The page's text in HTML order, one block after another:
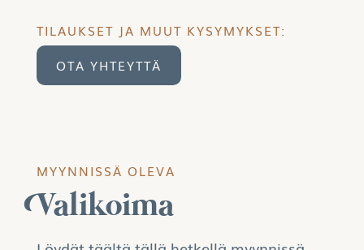
TILAUKSET JA MUUT KYSYMYKSET:
OTA YHTEYTTÄ
MYYNNISSÄ OLEVA
Valikoima